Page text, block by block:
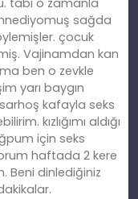
tabi o zamanla
sağda
çocuk
Vajinamdan kan
ben o zevkle
yarı baygın
kafayla seks
kızlığımı aldığı
için seks
haftada 2 kere
Beni dinlediğiniz